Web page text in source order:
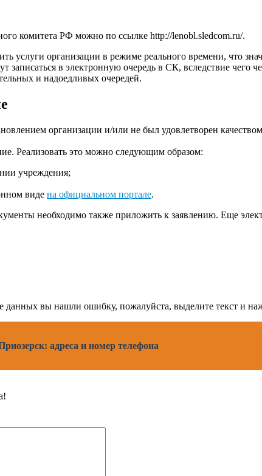
комитета РФ можно по ссылке http://lenobl.sledcom.ru/.
услуги организации в режиме реального времени, что
записаться в электронную очередь в СК, вследствие чего
и надоедливых очередей.
организации и/или не был удовлетворен
Реализовать это можно следующим образом:
учреждения;
виде на официальном портале.
необходимо также приложить к заявлению. Еще
данных вы нашли ошибку, пожалуйста, выделите текст и
адреса и номер телефона